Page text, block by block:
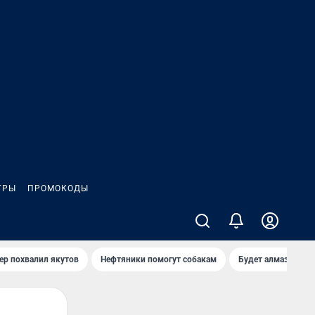
ПРОМОКОДЫ
похвалил якутов Нефтяники помогут собакам Будет алмазный